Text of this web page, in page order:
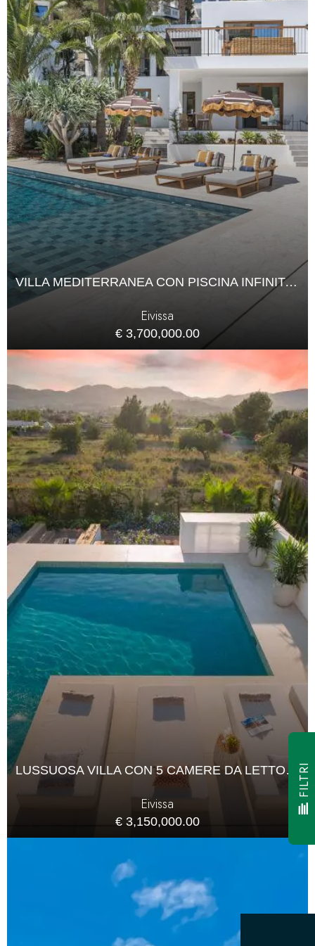
VILLA MEDITERRANEA CON PISCINA INFINITA A CAN FURNET
Eivissa
€ 3,700,000.00
LUSSUOSA VILLA CON 5 CAMERE DA LETTO CON PISCINA PRIVATA
Eivissa
€ 3,150,000.00
FILTRI